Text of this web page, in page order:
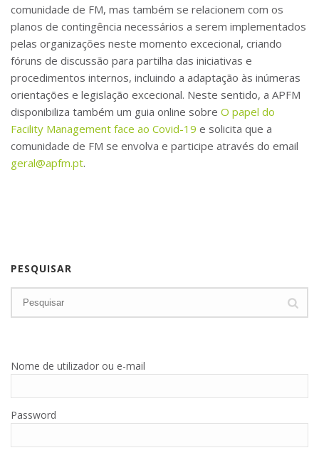
comunidade de FM, mas também se relacionem com os
planos de contingência necessários a serem implementados
pelas organizações neste momento excecional, criando
fóruns de discussão para partilha das iniciativas e
procedimentos internos, incluindo a adaptação às inúmeras
orientações e legislação excecional. Neste sentido, a APFM
disponibiliza também um guia online sobre O papel do
Facility Management face ao Covid-19 e solicita que a
comunidade de FM se envolva e participe através do email
geral@apfm.pt.
PESQUISAR
Nome de utilizador ou e-mail
Password